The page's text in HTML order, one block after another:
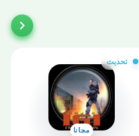
تحديث
مجانا